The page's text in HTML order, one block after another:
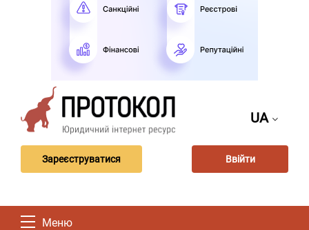
UA
Зареєструватися Ввійти
Меню